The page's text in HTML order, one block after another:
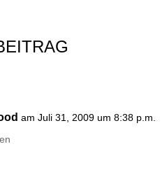
am Juli 31, 2009 um 8:38 p.m.